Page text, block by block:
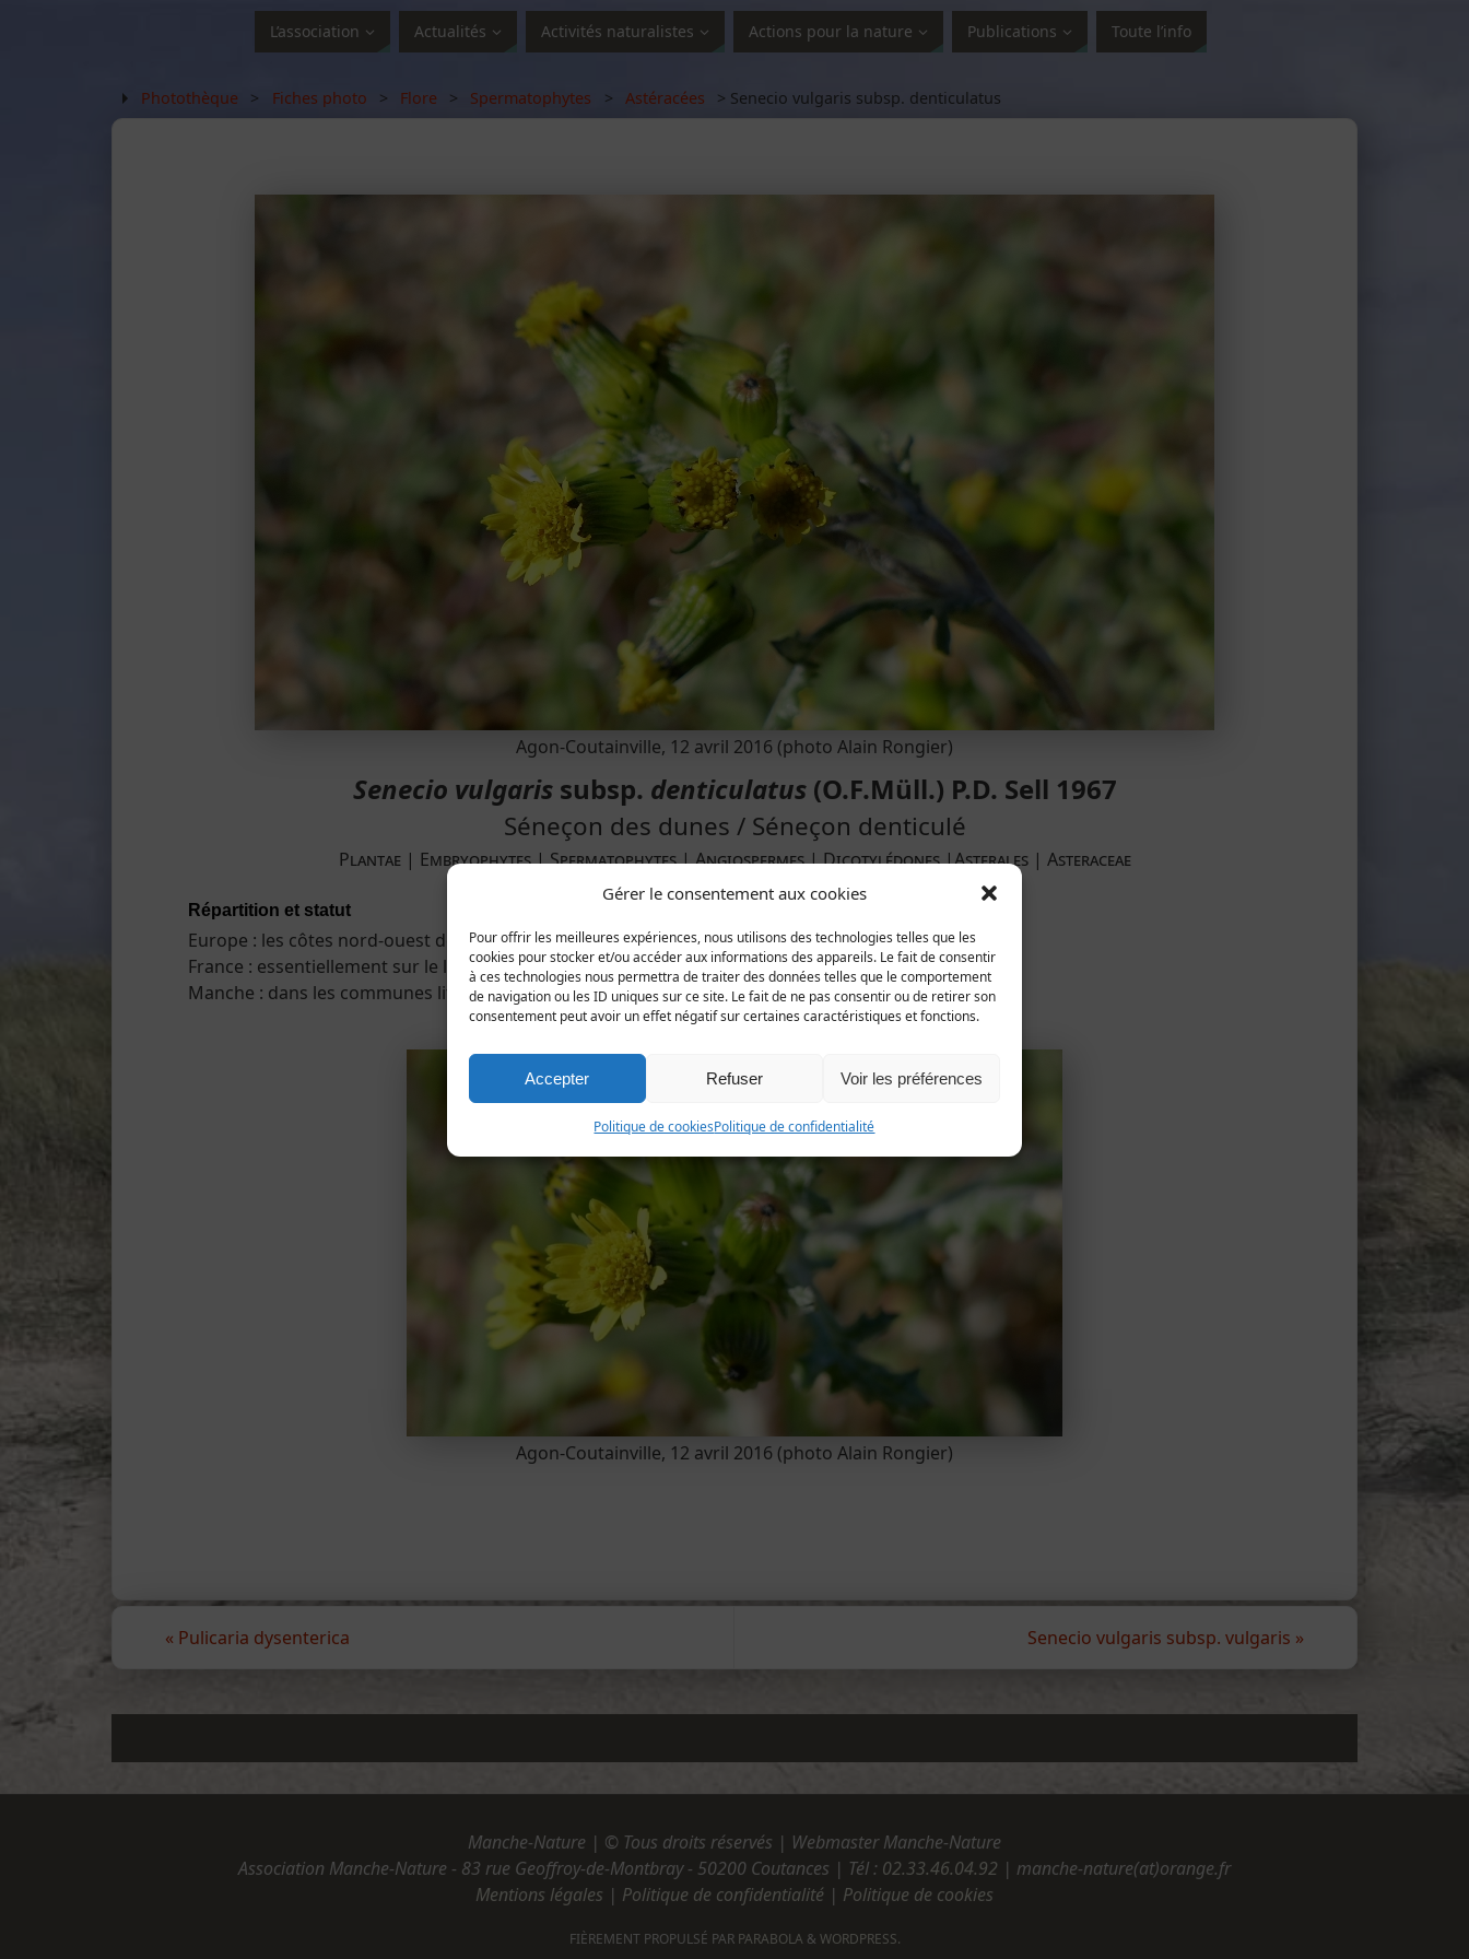
Gérer le consentement aux cookies
Pour offrir les meilleures expériences, nous utilisons des technologies telles que les
cookies pour stocker et/ou accéder aux informations des appareils. Le fait de consentir
à ces technologies nous permettra de traiter des données telles que le comportement
de navigation ou les ID uniques sur ce site. Le fait de ne pas consentir ou de retirer son
consentement peut avoir un effet négatif sur certaines caractéristiques et fonctions.
Accepter Refuser Voir les préférences
Politique de cookiesPolitique de confidentialité
L’association Actualités Activités naturalistes Actions pour la nature Publications Toute l’info
Photothèque > Fiches photo > Flore > Spermatophytes > Astéracées > Senecio vulgaris subsp. denticulatus
Agon-Coutainville, 12 avril 2016 (photo Alain Rongier)
Senecio vulgarissubsp. denticulatus(O.F.Müll.) P.D. Sell 1967
Séneçon des dunes / Séneçon denticulé
Plantae ­| Embryophytes | Spermatophytes | Angiospermes | Dicotylédones |Asterales | Asteraceae
Répartition et statut
Europe : les côtes nord-ouest de l'Europe.
France : essentiellement sur le littoral nord-ouest de la France.
Manche : dans les communes littorales du département.
Agon-Coutainville, 12 avril 2016 (photo Alain Rongier)
« Pulicaria dysenterica Senecio vulgaris subsp. vulgaris »
Manche-Nature | © Tous droits réservés | Webmaster Manche-Nature
Association Manche-Nature - 83 rue Geoffroy-de-Montbray - 50200 Coutances | Tél : 02.33.46.04.92 | manche-nature(at)orange.fr
Mentions légales | Politique de confidentialité | Politique de cookies
FIÈREMENT PROPULSÉ PAR PARABOLA & WORDPRESS.